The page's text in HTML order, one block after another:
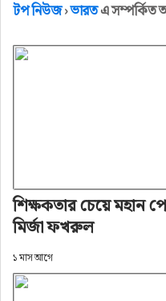
টপ নিউজ›ভারতএ সম্পর্কিত
শিক্ষকতার চেয়ে মহান
মির্জা ফখরুল
১ মাস আগে